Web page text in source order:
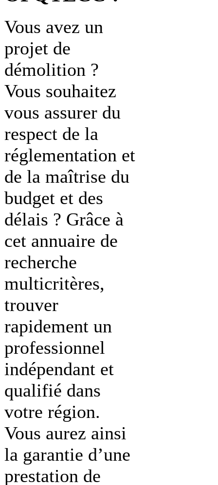
Vous avez un
projet de
démolition ?
Vous souhaitez
vous assurer du
respect de la
réglementation et
de la maîtrise du
budget et des
délais ? Grâce à
cet annuaire de
recherche
multicritères,
trouver
rapidement un
professionnel
indépendant et
qualifié dans
votre région.
Vous aurez ainsi
la garantie d’une
prestation de